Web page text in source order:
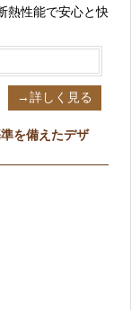
熱性能で安心と快
→詳しく見る
を備えたデザ